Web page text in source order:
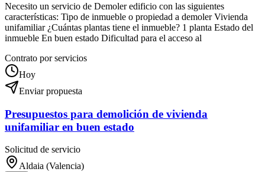
Necesito un servicio de Demoler edificio con las siguientes
características: Tipo de inmueble o propiedad a demoler Vivienda
unifamiliar ¿Cuántas plantas tiene el inmueble? 1 planta Estado del
inmueble En buen estado Dificultad para el acceso al
Contrato por servicios
Hoy
Enviar propuesta
Presupuestos para demolición de vivienda
unifamiliar en buen estado
Solicitud de servicio
Aldaia (Valencia)